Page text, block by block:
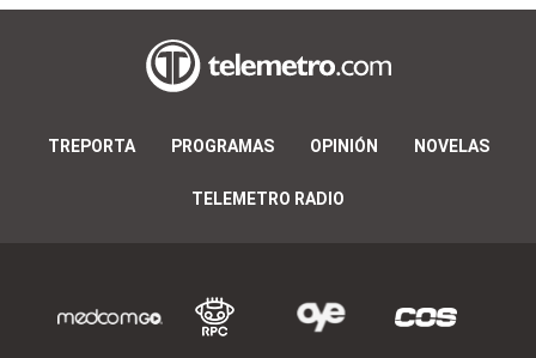
TREPORTA PROGRAMAS OPINIÓN NOVELAS
TELEMETRO RADIO